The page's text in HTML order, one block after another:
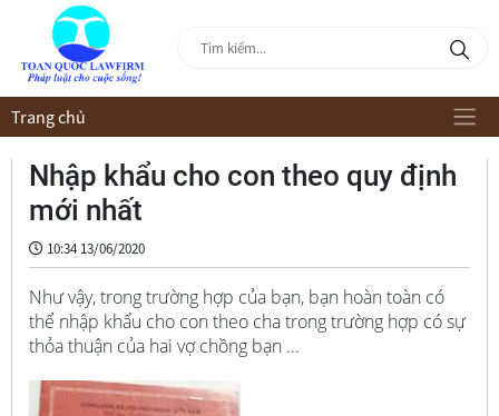
Trang chủ
Nhập khẩu cho con theo quy định
mới nhất
10:34 13/06/2020
Như vậy, trong trường hợp của bạn, bạn hoàn toàn có
thể nhập khẩu cho con theo cha trong trường hợp có sự
thỏa thuận của hai vợ chồng bạn ...